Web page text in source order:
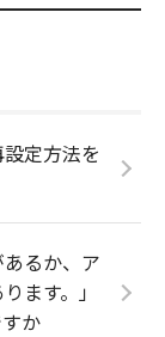
定方法を
るか、ア
ます。」
か